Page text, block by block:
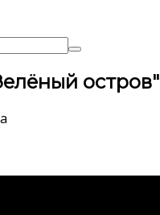
остров"